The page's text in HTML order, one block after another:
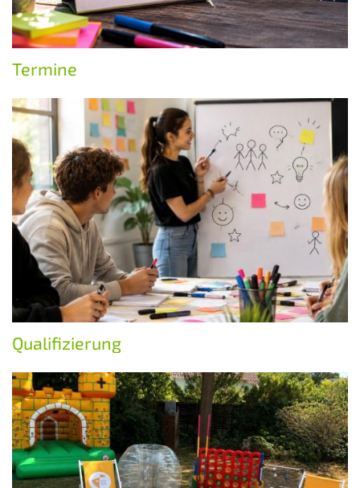
Termine
Qualifizierung